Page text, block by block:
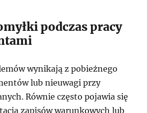
podczas pracy
wynikają z pobieżnego
lub nieuwagi przy
Równie często pojawia się
zapisów warunkowych lub